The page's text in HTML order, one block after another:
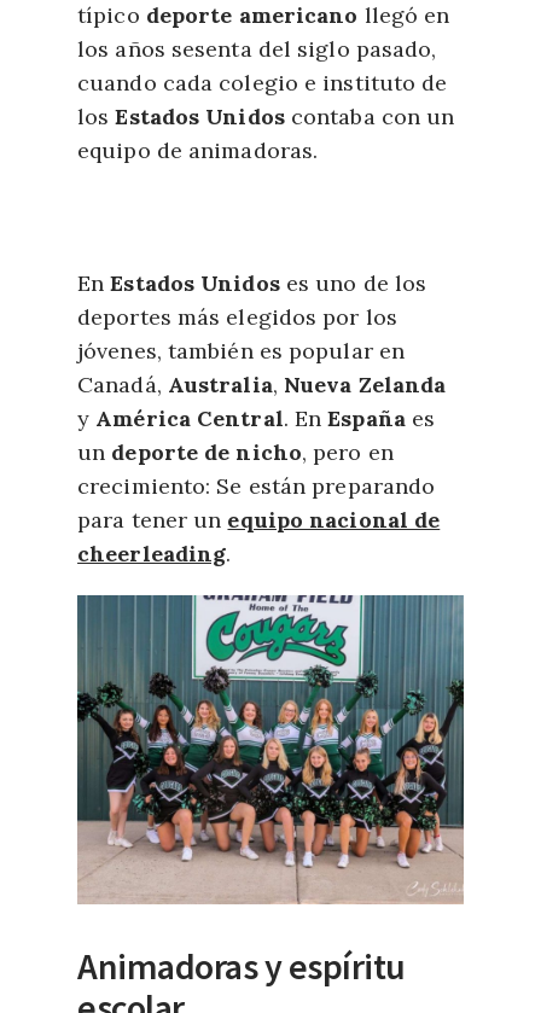
típico deporte americano llegó en
los años sesenta del siglo pasado,
cuando cada colegio e instituto de
losEstados Unidoscontaba con un
equipo de animadoras.
EnEstados Unidoses uno de los
deportes más elegidos por los
jóvenes, también es popular en
Canadá, Australia, Nueva Zelanda
y América Central. EnEspañaes
un deporte de nicho, pero en
crecimiento: Se están preparando
para tener un equipo nacional de
cheerleading.
Animadoras y espíritu